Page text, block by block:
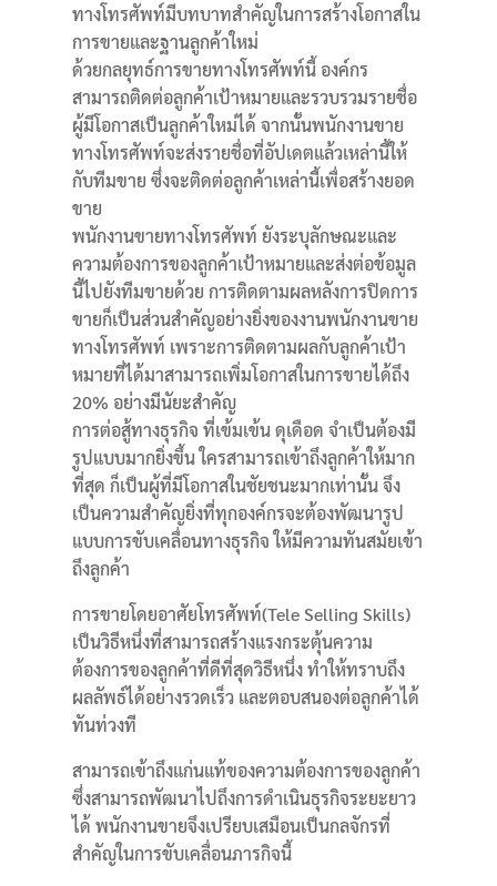
ทางโทรศัพท์มีบทบาทสำคัญในการสร้างโอกาสใน
การขายและฐานลูกค้าใหม่
ด้วยกลยุทธ์การขายทางโทรศัพท์นี้ องค์กร
สามารถติดต่อลูกค้าเป้าหมายและรวบรวมรายชื่อ
ผู้มีโอกาสเป็นลูกค้าใหม่ได้ จากนั้นพนักงานขาย
ทางโทรศัพท์จะส่งรายชื่อที่อัปเดตแล้วเหล่านี้ให้
กับทีมขาย ซึ่งจะติดต่อลูกค้าเหล่านี้เพื่อสร้างยอด
ขาย
พนักงานขายทางโทรศัพท์ ยังระบุลักษณะและ
ความต้องการของลูกค้าเป้าหมายและส่งต่อข้อมูล
นี้ไปยังทีมขายด้วย การติดตามผลหลังการปิดการ
ขายก็เป็นส่วนสำคัญอย่างยิ่งของงานพนักงานขาย
ทางโทรศัพท์ เพราะการติดตามผลกับลูกค้าเป้า
หมายที่ได้มาสามารถเพิ่มโอกาสในการขายได้ถึง
20% อย่างมีนัยะสำคัญ
การต่อสู้ทางธุรกิจ ที่เข้มเข้น ดุเดือด จำเป็นต้องมี
รูปแบบมากยิ่งขึ้น ใครสามารถเข้าถึงลูกค้าให้มาก
ที่สุด ก็เป็นผู้ที่มีโอกาสในชัยชนะมากเท่านั้น จึง
เป็นความสำคัญยิ่งที่ทุกองค์กรจะต้องพัฒนารูป
แบบการขับเคลื่อนทางธุรกิจ ให้มีความทันสมัยเข้า
ถึงลูกค้า
การขายโดยอาศัยโทรศัพท์(Tele Selling Skills)
เป็นวิธีหนึ่งที่สามารถสร้างแรงกระตุ้นความ
ต้องการของลูกค้าที่ดีที่สุดวิธีหนึ่ง ทำให้ทราบถึง
ผลลัพธ์ได้อย่างรวดเร็ว และตอบสนองต่อลูกค้าได้
ทันท่วงที
สามารถเข้าถึงแก่นแท้ของความต้องการของลูกค้า
ซึ่งสามารถพัฒนาไปถึงการดำเนินธุรกิจระยะยาว
ได้ พนักงานขายจึงเปรียบเสมือนเป็นกลจักรที่
สำคัญในการขับเคลื่อนภารกิจนี้